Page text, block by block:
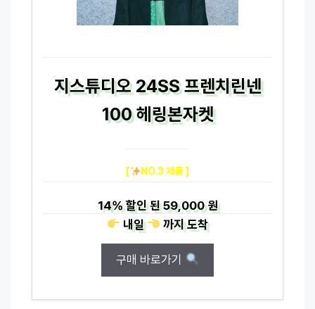
지스튜디오 24SS 프렌치린넨
100 헤링본자켓
[ NO.3 제품 ]
14%할인 된59,000 원
내일
까지도착
구매 바로가기